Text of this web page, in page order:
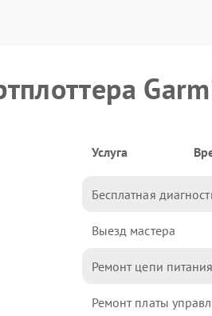
Услуга
Бесплатная
Выезд мастера
Ремонт цепи питания
Ремонт платы